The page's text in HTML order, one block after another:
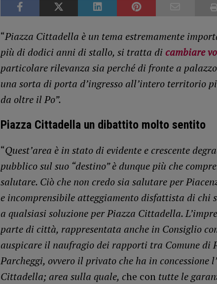
“Piazza Cittadella è un tema estremamente
più di dodici anni di stallo, si tratta di cambiare
particolare rilevanza sia perché di fronte a
una sorta di porta d’ingresso all’intero territorio
da oltre il Po”.
Piazza Cittadella un dibattito molto sentito
“Quest’area è in stato di evidente e crescente
pubblico sul suo “destino” è dunque più che
salutare. Ciò che non credo sia salutare per
e incomprensibile atteggiamento disfattista di chi
a qualsiasi soluzione per Piazza Cittadella.
parte di città, rappresentata anche in Consiglio
auspicare il naufragio dei rapporti tra Comune di
Parcheggi, ovvero il privato che ha in concessione
Cittadella; area sulla quale, che contutte le